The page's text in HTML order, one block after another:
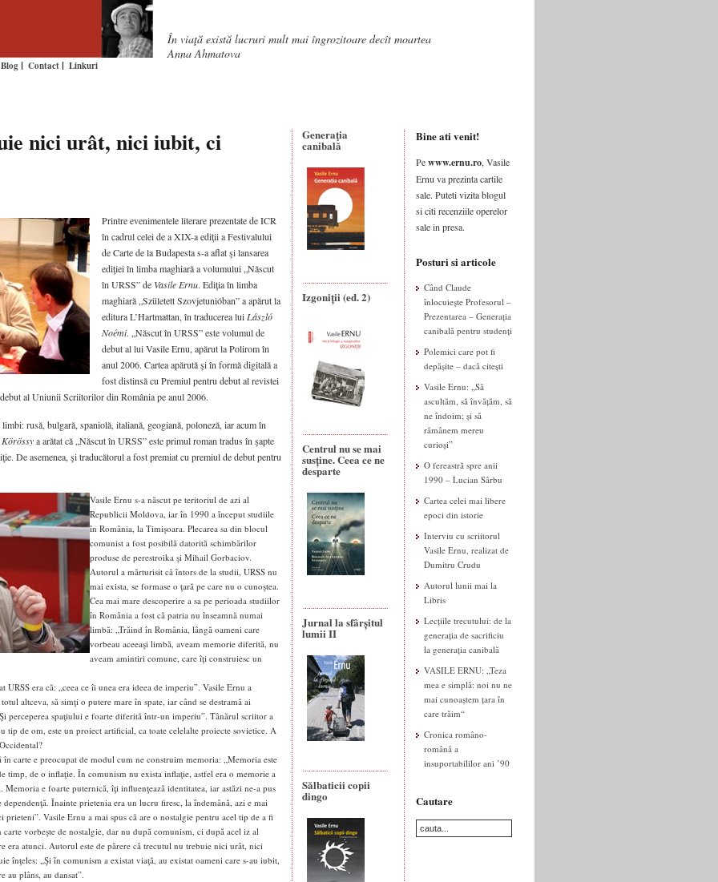
Blog Contact Linkuri
În viaţă există lucruri mult mai îngrozitoare decît moartea
Anna Ahmatova
nici urât, nici iubit, ci
Printre evenimentele literare prezentate de ICR
în cadrul celei de a XIX-a ediţii a Festivalului
de Carte de la Budapesta s-a aflat şi lansarea
ediţiei în limba maghiară a volumului „Născut
în URSS” de Vasile Ernu. Ediţia în limba
maghiară „Született Szovjetunióban” a apărut la
editura L’Hartmattan, în traducerea lui László
Noémi. „Născut în URSS” este volumul de
debut al lui Vasile Ernu, apărut la Polirom în
anul 2006. Cartea apărută şi în formă digitală a
fost distinsă cu Premiul pentru debut al revistei
al Uniunii Scriitorilor din România pe anul 2006.
rusă, bulgară, spaniolă, italiană, geogiană, poloneză, iar acum în
Körössya arătat că „Născut în URSS” este primul roman tradus în şapte
De asemenea, şi traducătorul a fost premiat cu premiul de debut pentru
Vasile Ernu s-a născut pe teritoriul de azi al
Republicii Moldova, iar în 1990 a început studiile
în România, la Timişoara. Plecarea sa din blocul
comunist a fost posibilă datorită schimbărilor
produse de perestroika şi Mihail Gorbaciov.
Autorul a mărturisit că întors de la studii, URSS nu
mai exista, se formase o ţară pe care nu o cunoştea.
Cea mai mare descoperire a sa pe perioada studiilor
în România a fost că patria nu înseamnă numai
limbă: „Trăind în România, lângă oameni care
vorbeau aceeaşi limbă, aveam memorie diferită, nu
aveam amintiri comune, care îţi construiesc un
URSS era că: „ceea ce îi unea era ideea de imperiu”. Vasile Ernu a
altceva, să simţi o putere mare în spate, iar când se destramă ai
perceperea spaţiului e foarte diferită într-un imperiu”. Tânărul scriitor a
tip de om, este un proiect artificial, ca toate celelalte proiecte sovietice. A
în carte e preocupat de modul cum ne construim memoria: „Memoria este
timp, de o inflaţie. În comunism nu exista inflaţie, astfel era o memorie a
Memoria e foarte puternică, îţi influenţează identitatea, iar astăzi ne-a pus
Înainte prietenia era un lucru firesc, la îndemână, azi e mai
prieteni”. Vasile Ernu a mai spus că are o nostalgie pentru acel tip de a fi
vorbeşte de nostalgie, dar nu după comunism, ci după acel iz al
era atunci. Autorul este de părere că trecutul nu trebuie nici urât, nici
înţeles: „Şi în comunism a existat viaţă, au existat oameni care s-au iubit,
au plâns, au dansat”.
Generaţia
canibală
Izgoniții (ed. 2)
Centrul nu se mai
susține. Ceea ce ne
desparte
Jurnal la sfârșitul
lumii II
Sălbaticii copii
dingo
Bine ati venit!
Pewww.ernu.ro, Vasile
Ernu va prezinta cartile
sale. Puteti vizita blogul
si citi recenziile operelor
sale in presa.
Posturi si articole
Când Claude
înlocuiește Profesorul –
Prezentarea – Generația
canibală pentru studenți
Polemici care pot fi
depășite – dacă citești
Vasile Ernu: „Să
ascultăm, să învățăm, să
ne îndoim; și să
rămânem mereu
curioși”
O fereastră spre anii
1990 – Lucian Sârbu
Cartea celei mai libere
epoci din istorie
Interviu cu scriitorul
Vasile Ernu, realizat de
Dumitru Crudu
Autorul lunii mai la
Libris
Lecțiile trecutului: de la
generația de sacrificiu
la generația canibală
VASILE ERNU: „Teza
mea e simplă: noi nu ne
mai cunoaștem țara în
care trăim“
Cronica româno-
română a
insuportabililor ani ’90
Cautare